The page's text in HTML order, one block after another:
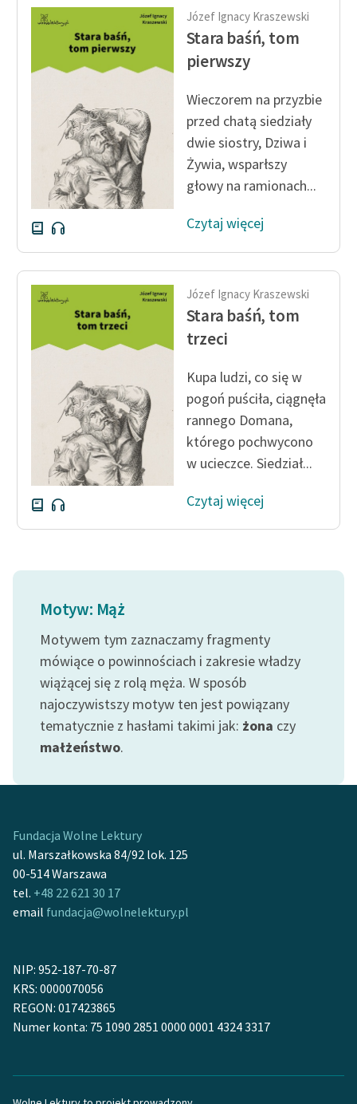
Popularyzacja
skandynawskiej literatury
feministycznej
Kolekcje edukacyjne
twórców przechodzących
do domeny publicznej,
lektur szkolnych oraz
Starego Testamentu
Odkurzamy bohaterów
Szkoła Poezji Wolnych
Lektur
O nas
Zasady wykorzystania
Wolnych Lektur
Logotypy
Polityka prywatności
Regulamin biblioteki
Dane fundacji i
sprawozdania finansowe
Regulamin darowizn
Informacja o treściach
wrażliwych
Józef Ignacy Kraszewski
Stara baśń, tom
pierwszy
Wieczorem na przyzbie
przed chatą siedziały
dwie siostry, Dziwa i
Żywia, wsparłszy
głowy na ramionach...
Czytaj więcej
Józef Ignacy Kraszewski
Stara baśń, tom
trzeci
Kupa ludzi, co się w
pogoń puściła, ciągnęła
rannego Domana,
którego pochwycono
w ucieczce. Siedział...
Czytaj więcej
Motyw: Mąż
Motywem tym zaznaczamy fragmenty
mówiące o powinnościach i zakresie władzy
wiążącej się z rolą męża. W sposób
najoczywistszy motyw ten jest powiązany
tematycznie z hasłami takimi jak: żona czy
małżeństwo.
Fundacja Wolne Lektury
ul. Marszałkowska 84/92 lok. 125
00-514 Warszawa
tel. +48 22 621 30 17
email fundacja@wolnelektury.pl
NIP: 952-187-70-87
KRS: 0000070056
REGON: 017423865
Numer konta: 75 1090 2851 0000 0001 4324 3317